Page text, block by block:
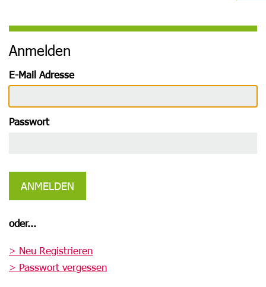
Anmelden
E-Mail Adresse
Passwort
ANMELDEN
oder...
> Neu Registrieren
> Passwort vergessen